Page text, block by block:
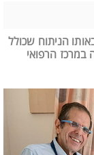
2 מפרקי הירך באותו הניתוח שכולל
הרפואי